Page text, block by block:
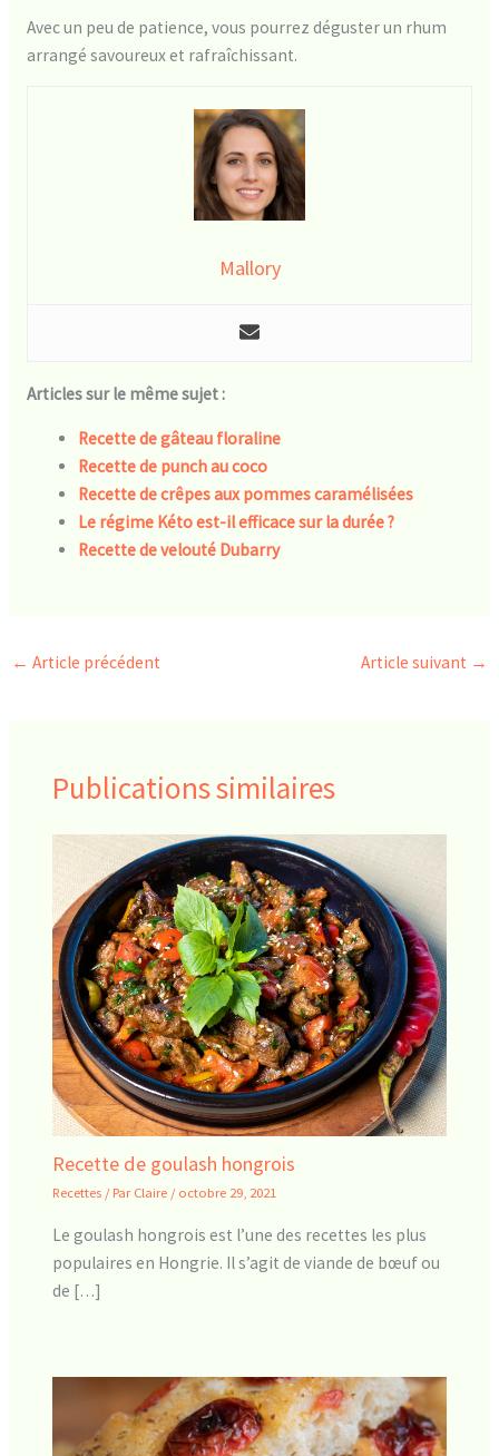
Avec un peu de patience, vous pourrez déguster un rhum
arrangé savoureux et rafraîchissant.
Mallory
Articles sur le même sujet :
Recette de gâteau floraline
Recette de punch au coco
Recette de crêpes aux pommes caramélisées
Le régime Kéto est-il efficace sur la durée ?
Recette de velouté Dubarry
← Article précédent Article suivant →
Publications similaires
Recette de goulash hongrois
Recettes / Par Claire / octobre 29, 2021
Le goulash hongrois est l’une des recettes les plus
populaires en Hongrie. Il s’agit de viande de bœuf ou
de […]